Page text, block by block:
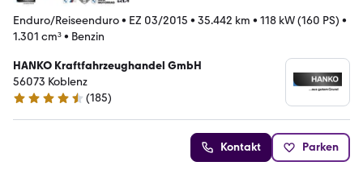
Enduro/Reiseenduro• EZ 03/2015 • 35.442 km • 118 kW (160 PS) •
1.301 cm³• Benzin
HANKO Kraftfahrzeughandel GmbH
56073 Koblenz
4.6 Sterne
(185)
Kontakt Parken